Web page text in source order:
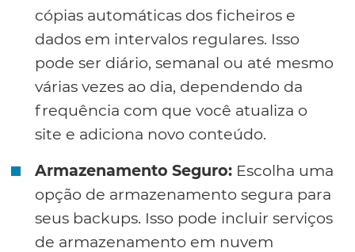
cópias automáticas dos ficheiros e
dados em intervalos regulares. Isso
pode ser diário, semanal ou até mesmo
várias vezes ao dia, dependendo da
frequência com que você atualiza o
site e adiciona novo conteúdo.
Armazenamento Seguro: Escolha uma
opção de armazenamento segura para
seus backups. Isso pode incluir serviços
de armazenamento em nuvem